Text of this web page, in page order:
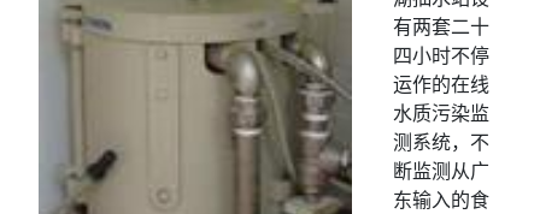
有两套二十
四小时不停
运作的在线
水质污染监
测系统，不
断监测从广
东输入的食